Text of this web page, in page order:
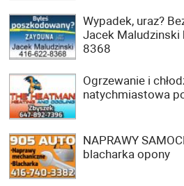
Wypadek, uraz?
Jacek
8368
Ogrzewanie i
natychmiastowa
NAPRAWY
blacharka opony